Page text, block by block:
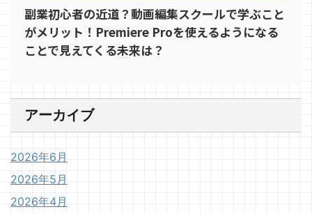
副業初心者の近道？動画編集スクールで学ぶこと
がメリット！Premiere Proを使えるようになる
ことで見えてくる未来は？
アーカイブ
2026年6月
2026年5月
2026年4月